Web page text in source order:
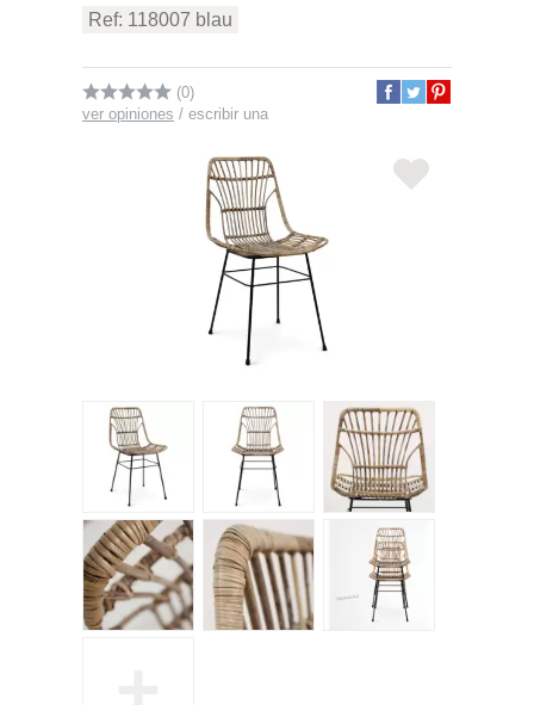
Ref: 118007 blau
(0)
ver opiniones / escribir una